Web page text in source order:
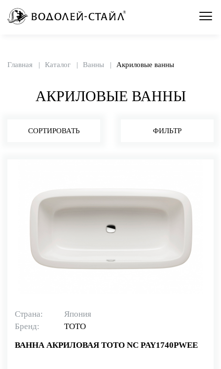
Главная Каталог Ванны Акриловые ванны
АКРИЛОВЫЕ ВАННЫ
СОРТИРОВАТЬ ФИЛЬТР
Страна:
Япония
Бренд:
TOTO
ВАННА АКРИЛОВАЯ TOTO NC PAY1740PWEE